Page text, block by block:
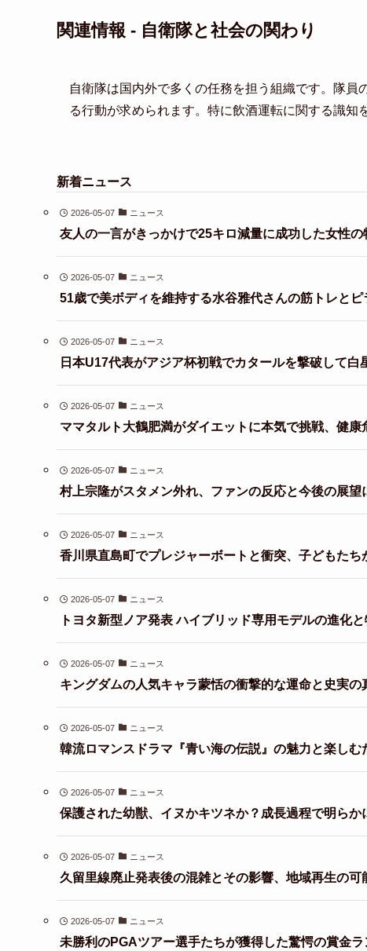
関連情報 - 自衛隊と社会の関わり
自衛隊は国内外で多くの任務を担う組織です。隊
る行動が求められます。特に飲酒運転に関する識知
新着ニュース
2026-05-07 ニュース
友人の一言がきっかけで25キロ減量に成功した女性の
2026-05-07 ニュース
51歳で美ボディを維持する水谷雅代さんの筋トレと
2026-05-07 ニュース
日本U17代表がアジア杯初戦でカタールを撃破して白
2026-05-07 ニュース
ママタルト大鶴肥満がダイエットに本気で挑戦、健
2026-05-07 ニュース
村上宗隆がスタメン外れ、ファンの反応と今後の展望
2026-05-07 ニュース
香川県直島町でプレジャーボートと衝突、子どもたち
2026-05-07 ニュース
トヨタ新型ノア発表 ハイブリッド専用モデルの進化
2026-05-07 ニュース
キングダムの人気キャラ蒙恬の衝撃的な運命と史実の
2026-05-07 ニュース
韓流ロマンスドラマ『青い海の伝説』の魅力と楽しむ
2026-05-07 ニュース
保護された幼獣、イヌかキツネか？成長過程で明らか
2026-05-07 ニュース
久留里線廃止発表後の混雑とその影響、地域再生の可
2026-05-07 ニュース
未勝利のPGAツアー選手たちが獲得した驚愕の賞金ラ